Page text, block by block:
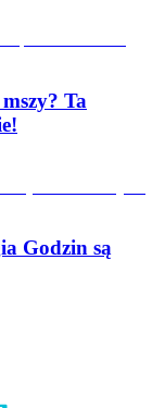
Ta
Godzin są